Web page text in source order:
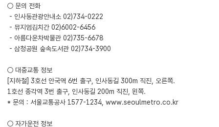
○ 문의 전화
- 인사동관광안내소 02)734-0222
- 뮤지엄김치간 02)6002-6456
- 아름다운차박물관 02)735-6678
- 삼청공원 숲속도서관 02)734-3900
○ 대중교통 정보
[지하철] 3호선 안국역 6번 출구, 인사동길 300m 직진, 오른쪽.
1호선 종각역 3번 출구, 인사동길 200m 직진, 왼쪽.
* 문의 : 서울교통공사 1577-1234, www.seoulmetro.co.kr
○ 자가운전 정보